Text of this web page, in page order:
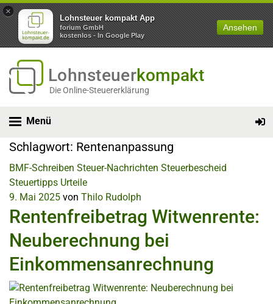
×
Lohnsteuer kompakt App
forium GmbH
kostenlos - In Google Play
Ansehen
Lohnsteuerkompakt
Die Online-Steuererklärung
Menü
Schlagwort: Rentenanpassung
BMF-Schreiben Steuer-Nachrichten Steuerbescheid
Steuertipps Urteile
9. Mai 2025 von Thilo Rudolph
Rentenfreibetrag Witwenrente:
Neuberechnung bei
Einkommensanrechnung